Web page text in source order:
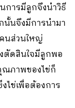
การมีลูกจึงนำวิธี
นั้นจึงมีการนำมา
นส่วนใหญ่
ตัดสินใจมีลูกพอ
ภาพของไข่ก็
ไข่เพื่อต้องการ